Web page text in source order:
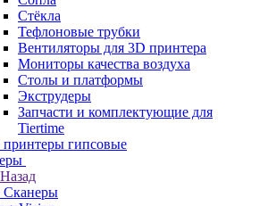
Cтёкла
Тефлоновые трубки
Вентиляторы для 3D принтера
Мониторы качества воздуха
Столы и платформы
Экструдеры
Запчасти и комплектующие для
Tiertime
принтеры гипсовые
Назад
Сканеры